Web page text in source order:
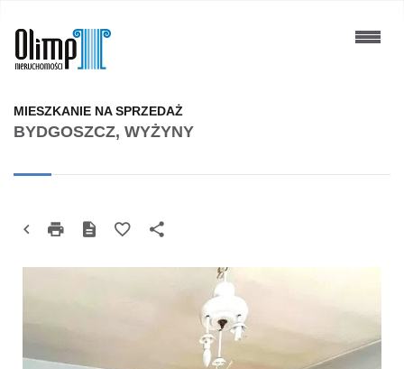
BYDGOSZCZ, WYŻYNY
MIESZKANIE NA SPRZEDAŻ